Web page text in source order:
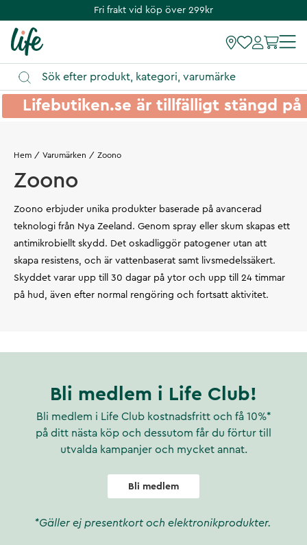
Fri frakt vid köp över 299kr
Lifebutiken.se är tillfälligt stängd
Hem Varumärken Zoono
Zoono
Zoono erbjuder unika produkter baserade på avancerad
teknologi från Nya Zeeland. Genom spray eller skum skapas ett
antimikrobiellt skydd. Det oskadliggör patogener utan att
skapa resistens, och är vattenbaserat samt livsmedelssäkert.
Skyddet varar upp till 30 dagar på ytor och upp till 24 timmar
på hud, även efter normal rengöring och fortsatt aktivitet.
Bli medlem i Life Club!
Bli medlem i Life Club kostnadsfritt och få 10%*
på ditt nästa köp och dessutom får du förtur till
utvalda kampanjer och mycket annat.
Bli medlem
*Gäller ej presentkort och elektronikprodukter.